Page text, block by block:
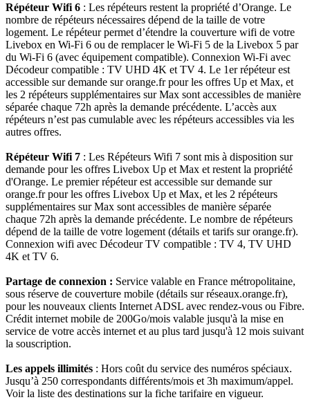
Répéteur Wifi 6 : Les répéteurs restent la propriété d’Orange. Le
nombre de répéteurs nécessaires dépend de la taille de votre
logement. Le répéteur permet d’étendre la couverture wifi de votre
Livebox en Wi-Fi 6 ou de remplacer le Wi-Fi 5 de la Livebox 5 par
du Wi-Fi 6 (avec équipement compatible). Connexion Wi-Fi avec
Décodeur compatible : TV UHD 4K et TV 4. Le 1er répéteur est
accessible sur demande sur orange.fr pour les offres Up et Max, et
les 2 répéteurs supplémentaires sur Max sont accessibles de manière
séparée chaque 72h après la demande précédente. L’accès aux
répéteurs n’est pas cumulable avec les répéteurs accessibles via les
autres offres.
Répéteur Wifi 7 : Les Répéteurs Wifi 7 sont mis à disposition sur
demande pour les offres Livebox Up et Max et restent la propriété
d'Orange. Le premier répéteur est accessible sur demande sur
orange.fr pour les offres Livebox Up et Max, et les 2 répéteurs
supplémentaires sur Max sont accessibles de manière séparée
chaque 72h après la demande précédente. Le nombre de répéteurs
dépend de la taille de votre logement (détails et tarifs sur orange.fr).
Connexion wifi avec Décodeur TV compatible : TV 4, TV UHD
4K et TV 6.
Partage de connexion : Service valable en France métropolitaine,
sous réserve de couverture mobile (détails sur réseaux.orange.fr),
pour les nouveaux clients Internet ADSL avec rendez-vous ou Fibre.
Crédit internet mobile de 200Go/mois valable jusqu'à la mise en
service de votre accès internet et au plus tard jusqu'à 12 mois suivant
la souscription.
Les appels illimités : Hors coût du service des numéros spéciaux.
Jusqu’à 250 correspondants différents/mois et 3h maximum/appel.
Voir la liste des destinations sur la fiche tarifaire en vigueur.